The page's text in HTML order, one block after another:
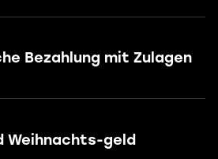
Bezahlung mit Zulagen
Weihnachts-geld